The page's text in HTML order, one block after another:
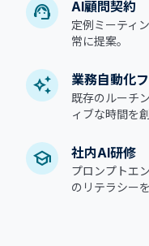
support_agent AI顧問契約
定例ミーティ
常に提案。
auto_awesome 業務自動化
既存のルーチ
ィブな時間を創
school 社内AI研修
プロンプトエ
のリテラシー